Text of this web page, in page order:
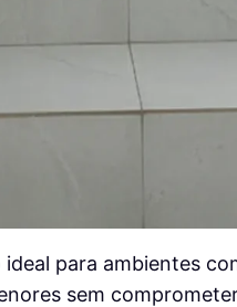
ideal para ambientes
sem